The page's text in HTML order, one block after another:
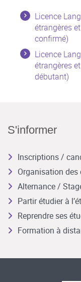
Licence
étrangères
confirmé)
Licence
étrangères
débutant)
S'informer
Inscriptions /
Organisation des
Alternance /
Partir étudier à
Reprendre ses
Formation à